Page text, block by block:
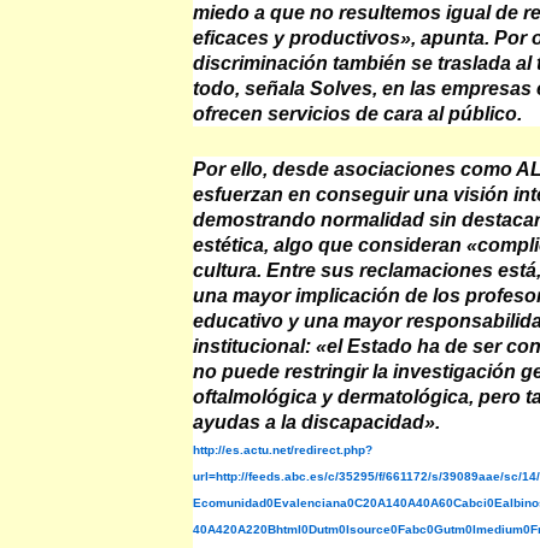
miedo a que no resultemos igual de
eficaces y productivos», apunta. Por
discriminación también se traslada al
todo, señala Solves, en las empresas
ofrecen servicios de cara al público.
Por ello, desde asociaciones como
esfuerzan en conseguir una visión
demostrando normalidad sin
estética, algo que consideran
cultura. Entre sus reclamaciones
una mayor implicación de los
educativo y una mayor
institucional: «el Estado ha de ser
no puede restringir la investigación
oftalmológica y dermatológica, pero
ayudas a la discapacidad».
http://es.actu.net/redirect.php?
url=http://feeds.abc.es/c/35295/f/661172/s/39089aae/sc/